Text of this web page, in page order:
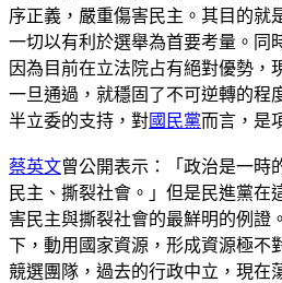
序正義，嚴重傷害民主。其目的就
一切以有利於選舉為首要考量。同
因為目前在立法院占有絕對優勢，
一旦通過，就穩固了不可逆轉的程
半立委的支持，對國民黨而言，是
蔡英文曾公開表示：「政治是一時
民主、撕裂社會。」但是民進黨在
害民主與撕裂社會的最鮮明的例證
下，動用國家資源，形成資源極不
競選團隊，過去的行政中立，現在